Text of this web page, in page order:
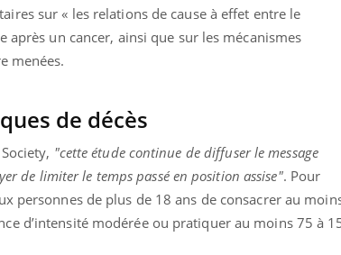
sur « les relations de cause à effet entre le
un cancer, ainsi que sur les mécanismes
menées.
de décès
"cette étude continue de diffuser le message
de limiter le temps passé en position assise". Pour
personnes de plus de 18 ans de consacrer au
d’intensité modérée ou pratiquer au moins 75 à